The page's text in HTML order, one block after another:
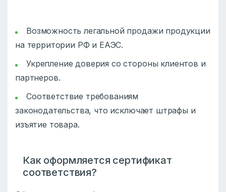
Возможность легальной продажи продукции
на территории РФ и ЕАЭС.
Укрепление доверия со стороны клиентов и
партнеров.
Соответствие требованиям
законодательства, что исключает штрафы и
изъятие товара.
Как оформляется сертификат
соответствия?